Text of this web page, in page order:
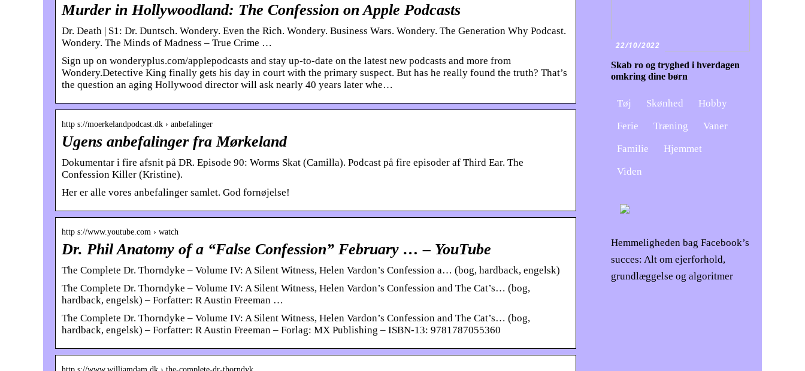
Murder in Hollywoodland: The Confession on Apple Podcasts
Dr. Death | S1: Dr. Duntsch. Wondery. Even the Rich. Wondery. Business Wars. Wondery. The Generation Why Podcast.
Wondery. The Minds of Madness – True Crime …
Sign up on wonderyplus.com/applepodcasts and stay up-to-date on the latest new podcasts and more from
Wondery.Detective King finally gets his day in court with the primary suspect. But has he really found the truth? That’s
the question an aging Hollywood director will ask nearly 40 years later whe…
http s://moerkelandpodcast.dk › anbefalinger
Ugens anbefalinger fra Mørkeland
Dokumentar i fire afsnit på DR. Episode 90: Worms Skat (Camilla). Podcast på fire episoder af Third Ear. The
Confession Killer (Kristine).
Her er alle vores anbefalinger samlet. God fornøjelse!
http s://www.youtube.com › watch
Dr. Phil Anatomy of a “False Confession” February … – YouTube
The Complete Dr. Thorndyke – Volume IV: A Silent Witness, Helen Vardon’s Confession a… (bog, hardback, engelsk)
The Complete Dr. Thorndyke – Volume IV: A Silent Witness, Helen Vardon’s Confession and The Cat’s… (bog,
hardback, engelsk) – Forfatter: R Austin Freeman …
The Complete Dr. Thorndyke – Volume IV: A Silent Witness, Helen Vardon’s Confession and The Cat’s… (bog,
hardback, engelsk) – Forfatter: R Austin Freeman – Forlag: MX Publishing – ISBN-13: 9781787055360
22/10/2022
Skab ro og tryghed i hverdagen
omkring dine børn
Tøj Skønhed
Hobby
Ferie
Træning
Vaner
Familie
Hjemmet
Viden
Hemmeligheden bag Facebook’s
succes: Alt om ejerforhold,
grundlæggelse og algoritmer